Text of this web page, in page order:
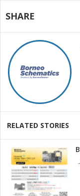
SHARE
RELATED STORIES